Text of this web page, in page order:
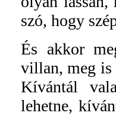
szó, hogy
És akkor
villan, meg is
Kívántál
lehetne,